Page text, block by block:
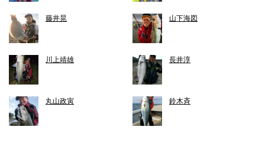
藤井晃 山下海図
川上靖雄 長井淳
丸山政寅 鈴木斉